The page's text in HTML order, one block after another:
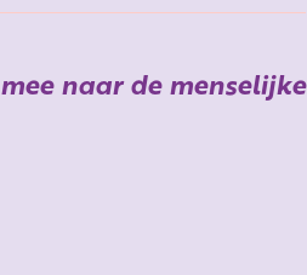
naar de menselijke